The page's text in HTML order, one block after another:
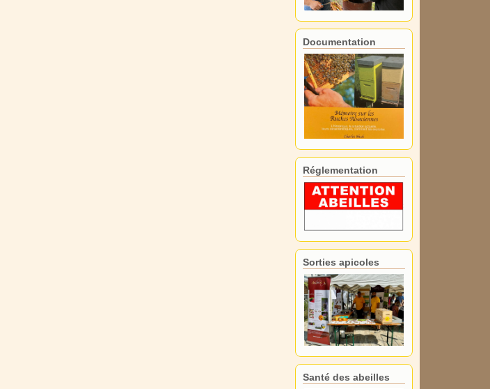
Documentation
Réglementation
Sorties apicoles
Santé des abeilles